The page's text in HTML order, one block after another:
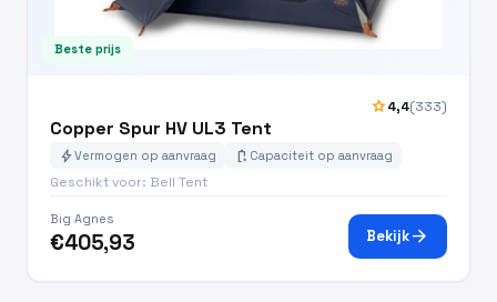
Beste prijs
star4,4(333)
Copper Spur HV UL3 Tent
boltVermogen op aanvraag battery_charging_full Capaciteit op aanvraag
Geschikt voor: Bell Tent
Big Agnes
€405,93 Bekijkarrow_forward